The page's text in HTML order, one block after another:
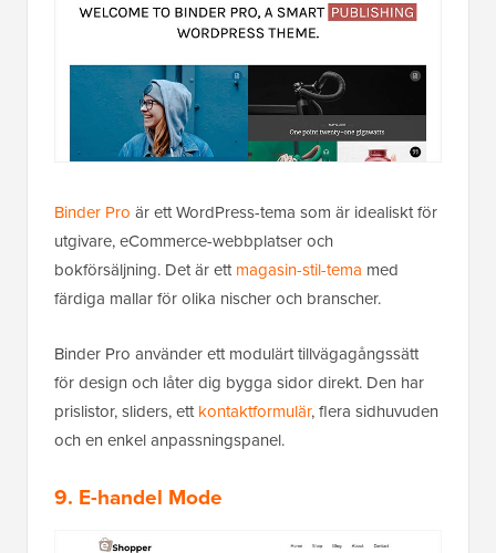
Binder Pro är ett WordPress-tema som är idealiskt för
utgivare, eCommerce-webbplatser och
bokförsäljning. Det är ettmagasin-stil-tema med
färdiga mallar för olika nischer och branscher.
Binder Pro använder ett modulärt tillvägagångssätt
för design och låter dig bygga sidor direkt. Den har
prislistor, sliders, ettkontaktformulär, flera sidhuvuden
och en enkel anpassningspanel.
9. E-handel Mode